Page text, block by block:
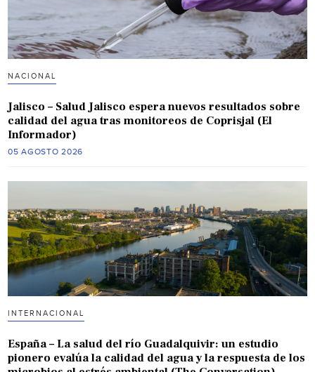
NACIONAL
Jalisco – Salud Jalisco espera nuevos resultados sobre
calidad del agua tras monitoreos de Coprisjal (El
Informador)
05 AGOSTO 2026
INTERNACIONAL
España – La salud del río Guadalquivir: un estudio
pionero evalúa la calidad del agua y la respuesta de los